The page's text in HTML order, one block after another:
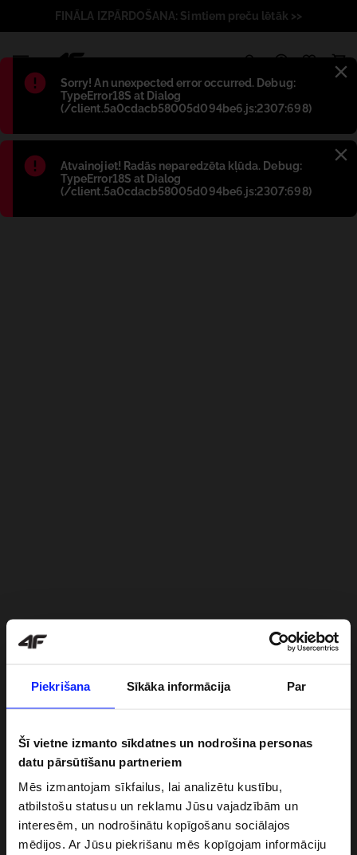
Piekrišana Sīkāka informācija Par
Šī vietne izmanto sīkdatnes un nodrošina personas
datu pārsūtīšanu partneriem
Mēs izmantojam sīkfailus, lai analizētu kustību,
atbilstošu statusu un reklamu Jūsu vajadzībām un
interesēm, un nodrošinātu kopīgošanu sociālajos
mēdijos. Ar Jūsu piekrišanu mēs kopīgojam informāciju
Błąd:
Sorry! An unexpected error occurred. Debug:
TypeError18S at Dialog
(/client.5a0cdacb58005d094be6.js:2307:698)
Błąd:
Atvainojiet! Radās neparedzēta kļūda. Debug:
TypeError18S at Dialog
(/client.5a0cdacb58005d094be6.js:2307:698)
FINĀLA IZPĀRDOŠANA: Simtiem preču lētāk >>